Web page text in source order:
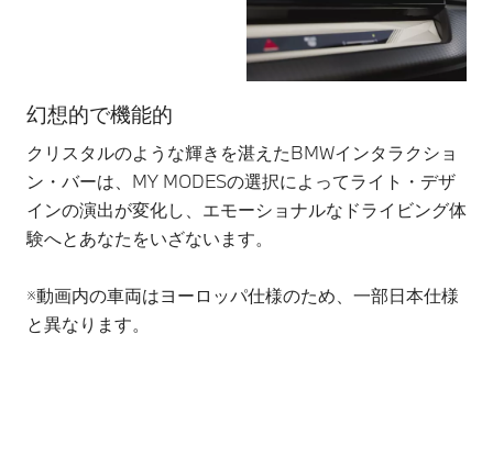
幻想的で機能的
クリスタルのような輝きを湛えたBMWインタラクショ
ン・バーは、MY MODESの選択によってライト・デザ
インの演出が変化し、エモーショナルなドライビング体
験へとあなたをいざないます。
※動画内の車両はヨーロッパ仕様のため、一部日本仕様
と異なります。